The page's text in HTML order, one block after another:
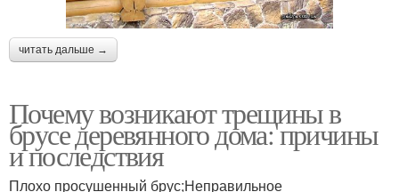
читать дальше →
Почему возникают трещины в
брусе деревянного дома: причины
и последствия
Плохо просушенный брус;Неправильное